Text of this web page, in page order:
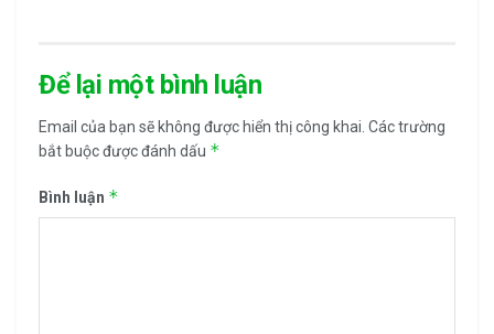
Để lại một bình luận
Email của bạn sẽ không được hiển thị công khai. Các trường
bắt buộc được đánh dấu *
Bình luận *